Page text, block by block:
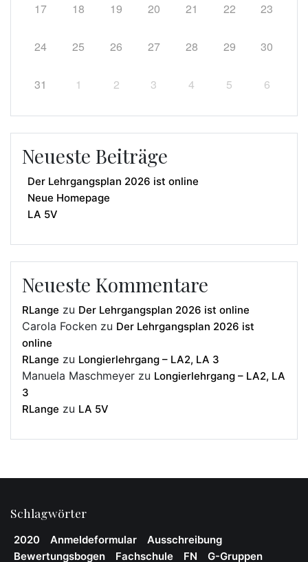
17 18 19 20 21 22 23
24 25 26 27 28 29 30
31 1 2 3 4 5 6
Neueste Beiträge
Der Lehrgangsplan 2026 ist online
Neue Homepage
LA 5V
Neueste Kommentare
RLange zu Der Lehrgangsplan 2026 ist online
Carola Focken zu Der Lehrgangsplan 2026 ist
online
RLange zu Longierlehrgang – LA2, LA 3
Manuela Maschmeyer zu Longierlehrgang – LA2, LA
3
RLange zu LA 5V
Schlagwörter
2020 Anmeldeformular
Ausschreibung
Bewertungsbogen
Fachschule FN G-Gruppen